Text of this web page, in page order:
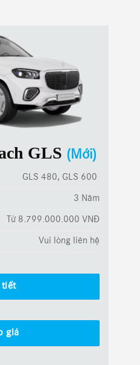
GLS (Mới)
GLS 480, GLS 600
3 Năm
Từ 8.799.000.000 VNĐ
Vui lòng liên hệ
tiết
giá